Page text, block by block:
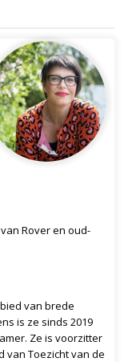
Rover en oud-
van brede
is ze sinds 2019
Ze is voorzitter
van Toezicht van de